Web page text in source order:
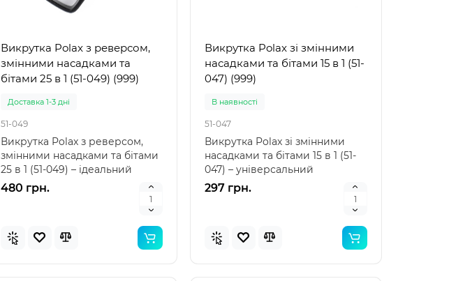
Intex 29039 - Термо́метр для
Bestway 32034 (Довжина 51 x
Викрутка Polax з реверсом,
змінними насадками та
бітами 25 в 1 (51-049) (999)
Доставка 1-3 дні
51-049
Викрутка Polax з реверсом,
змінними насадками та бітами
25 в 1 (51-049) – ідеальний
вибір для велолю..
480 грн.
Викрутка Polax зі змінними
насадками та бітами 15 в 1 (51-
047) (999)
В наявностi
51-047
Викрутка Polax зі змінними
насадками та бітами 15 в 1 (51-
047) – універсальний
інструмент для вашого..
297 грн.